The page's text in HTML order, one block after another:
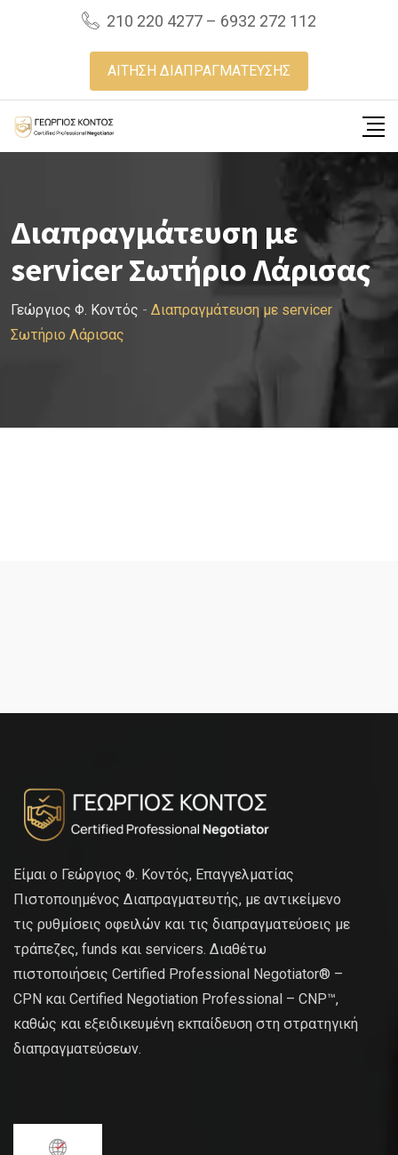
210 220 4277 – 6932 272 112
ΑΙΤΗΣΗ ΔΙΑΠΡΑΓΜΑΤΕΥΣΗΣ
Διαπραγμάτευση με
servicer Σωτήριο Λάρισας
Γεώργιος Φ. Κοντός - Διαπραγμάτευση με servicer
Σωτήριο Λάρισας
Είμαι ο Γεώργιος Φ. Κοντός, Επαγγελματίας
Πιστοποιημένος Διαπραγματευτής, με αντικείμενο
τις ρυθμίσεις οφειλών και τις διαπραγματεύσεις με
τράπεζες, funds και servicers. Διαθέτω
πιστοποιήσεις Certified Professional Negotiator® –
CPN και Certified Negotiation Professional – CNP™,
καθώς και εξειδικευμένη εκπαίδευση στη στρατηγική
διαπραγματεύσεων.